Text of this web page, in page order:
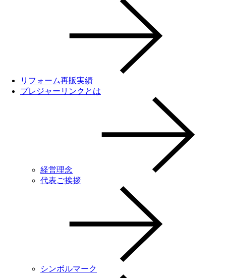
リフォーム再販実績
プレジャーリンクとは
経営理念
代表ご挨拶
シンボルマーク